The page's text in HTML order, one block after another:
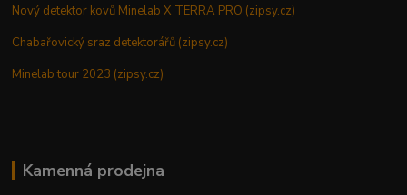
Nový detektor kovů Minelab X TERRA PRO (zipsy.cz)
Chabařovický sraz detektorářů (zipsy.cz)
Minelab tour 2023 (zipsy.cz)
Kamenná prodejna